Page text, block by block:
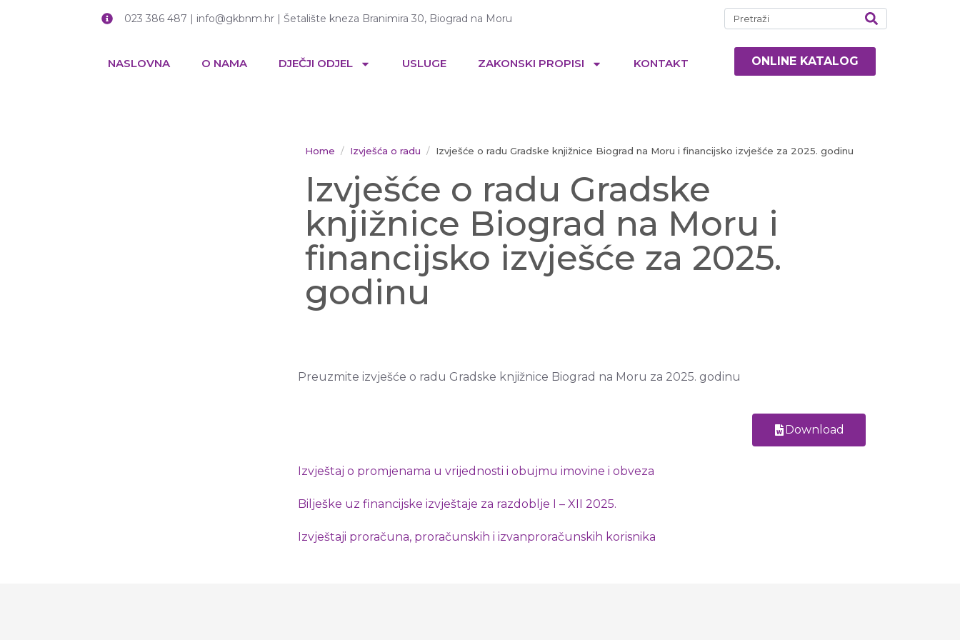
023 386 487 | info@gkbnm.hr | Šetalište kneza Branimira 30, Biograd na Moru
NASLOVNA O NAMA DJEČJI ODJEL USLUGE ZAKONSKI PROPISI KONTAKT ONLINE KATALOG
Home Izvješća o radu Izvješće o radu Gradske knjižnice Biograd na Moru i financijsko izvješće za 2025. godinu
Izvješće o radu Gradske
knjižnice Biograd na Moru i
financijsko izvješće za 2025.
godinu
Preuzmite izvješće o radu Gradske knjižnice Biograd na Moru za 2025. godinu
Download
Izvještaj o promjenama u vrijednosti i obujmu imovine i obveza
Bilješke uz financijske izvještaje za razdoblje I – XII 2025.
Izvještaji proračuna, proračunskih i izvanproračunskih korisnika